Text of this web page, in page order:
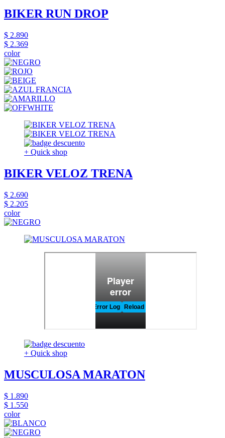
BIKER RUN DROP
$ 2.890
$ 2.369
color
+ Quick shop
BIKER VELOZ TRENA
$ 2.690
$ 2.205
color
+ Quick shop
MUSCULOSA MARATON
$ 1.890
$ 1.550
color